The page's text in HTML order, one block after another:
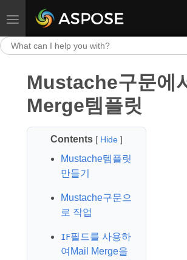
Toggle navigation
Mustache구문에
Merge템플릿
Contents [ Hide]
Mustache템플릿
만들기
Mustache구문으
로 작업
IF필드를 사용하
여Mail Merge을